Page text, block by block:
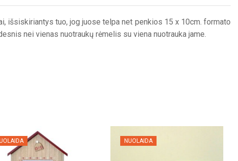
išsiskiriantys tuo, jog juose telpa net penkios 15 x 10cm. formato
nei vienas nuotraukų rėmelis su viena nuotrauka jame.
NUOLAIDA